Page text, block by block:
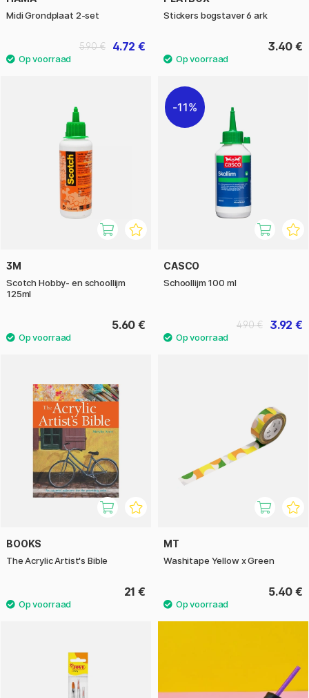
Midi Grondplaat 2-set
4.72 €
5.90 €
Stickers bogstaver 6 ark
3.40 €
3M
Scotch Hobby- en schoollijm
125ml
5.60 €
11%
CASCO
Schoollijm 100 ml
3.92 €
4.90 €
BOOKS
The Acrylic Artist's Bible
21 €
MT
Washitape Yellow x Green
5.40 €